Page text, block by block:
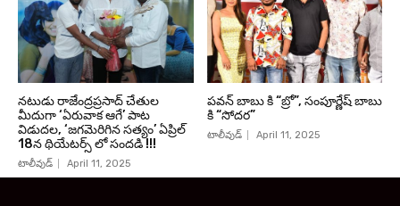
నటుడు రాజేంద్రప్రసాద్ చేతుల
మీదుగా ‘ఏరువాక ఆగే’ పాట
విడుదల, ‘జగమెరిగిన సత్యం’ ఏప్రిల్
18న థియేటర్స్ లో సందడి !!!
టాలీవుడ్ April 11, 2025
పవన్ బాబు కి “బ్రో”, సంపూర్ణేష్ బాబు
కి “సోదర”
టాలీవుడ్ April 11, 2025